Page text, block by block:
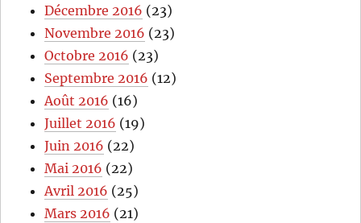
Décembre 2016 (23)
Novembre 2016 (23)
Octobre 2016 (23)
Septembre 2016 (12)
Août 2016 (16)
Juillet 2016 (19)
Juin 2016 (22)
Mai 2016 (22)
Avril 2016 (25)
Mars 2016 (21)